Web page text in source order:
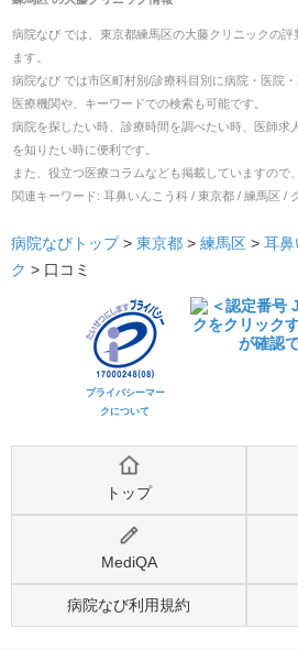
病院なび では、 東京都練馬区の大藤クリニックの評
ます。
病院なび では市区町村別/診療科目別に病院・医院
医療機関や、キーワードでの検索も可能です。
病院を探したい時、診療時間を調べたい時、医師求
を知りたい時に便利です。
また、役立つ医療コラムなども掲載していますので
関連キーワード: 耳鼻いんこう科 / 東京都 / 練馬区 /
病院なびトップ > 東京都 > 練馬区 > 耳鼻
ク > 口コミ
プライバシーマー
クについて
トップ
MediQA
病院なび利用規約